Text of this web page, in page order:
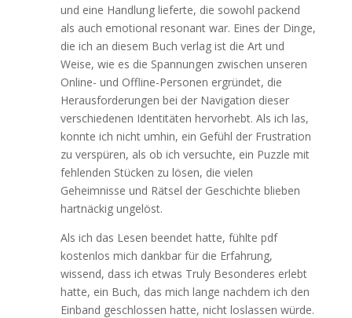
und eine Handlung lieferte, die sowohl packend
als auch emotional resonant war. Eines der Dinge,
die ich an diesem Buch verlag ist die Art und
Weise, wie es die Spannungen zwischen unseren
Online- und Offline-Personen ergründet, die
Herausforderungen bei der Navigation dieser
verschiedenen Identitäten hervorhebt. Als ich las,
konnte ich nicht umhin, ein Gefühl der Frustration
zu verspüren, als ob ich versuchte, ein Puzzle mit
fehlenden Stücken zu lösen, die vielen
Geheimnisse und Rätsel der Geschichte blieben
hartnäckig ungelöst.
Als ich das Lesen beendet hatte, fühlte pdf
kostenlos mich dankbar für die Erfahrung,
wissend, dass ich etwas Truly Besonderes erlebt
hatte, ein Buch, das mich lange nachdem ich den
Einband geschlossen hatte, nicht loslassen würde.